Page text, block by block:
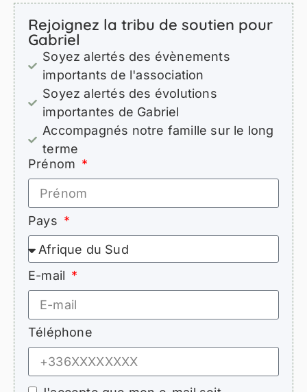
Rejoignez la tribu de soutien pour
Gabriel
Soyez alertés des évènements
importants de l'association
Soyez alertés des évolutions
importantes de Gabriel
Accompagnés notre famille sur le long
terme
Prénom
Pays
E-mail
Téléphone